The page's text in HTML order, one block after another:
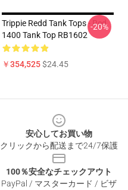
Trippie Redd Tank Tops - Red
1400 Tank Top RB1602
￥354,525$24.45
-20%
安心してお買い物
クリックから配送まで24/7保護
100％安全なチェックアウト
PayPal / マスターカード / ビザ